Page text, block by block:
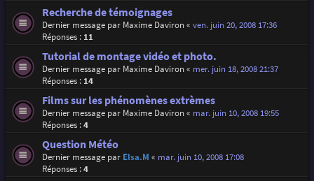
Recherche de témoignages
Dernier message par Maxime Daviron« ven. juin 20, 2008 17:36
Réponses : 11
Tutorial de montage vidéo et photo.
Dernier message par Maxime Daviron« mer. juin 18, 2008 21:37
Réponses : 14
Films sur les phénomènes extrèmes
Dernier message par Maxime Daviron« mar. juin 10, 2008 19:55
Réponses :4
Question Météo
Dernier message par Elsa.M « mar. juin 10, 2008 17:08
Réponses :4